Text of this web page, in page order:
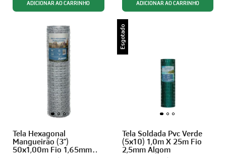
Tela Hexagonal
Mangueirão (3")
50x1,00m Fio 1,65mm
Esgotado
Tela Soldada Pvc Verde
(5x10) 1,0m X 25m Fio
2,5mm Algom